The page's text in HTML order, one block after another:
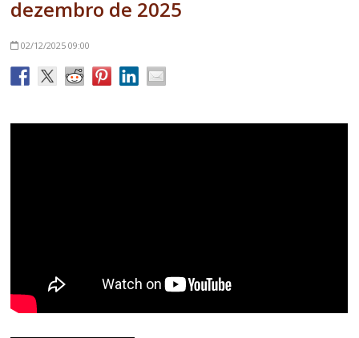
dezembro de 2025
02/12/2025 09:00